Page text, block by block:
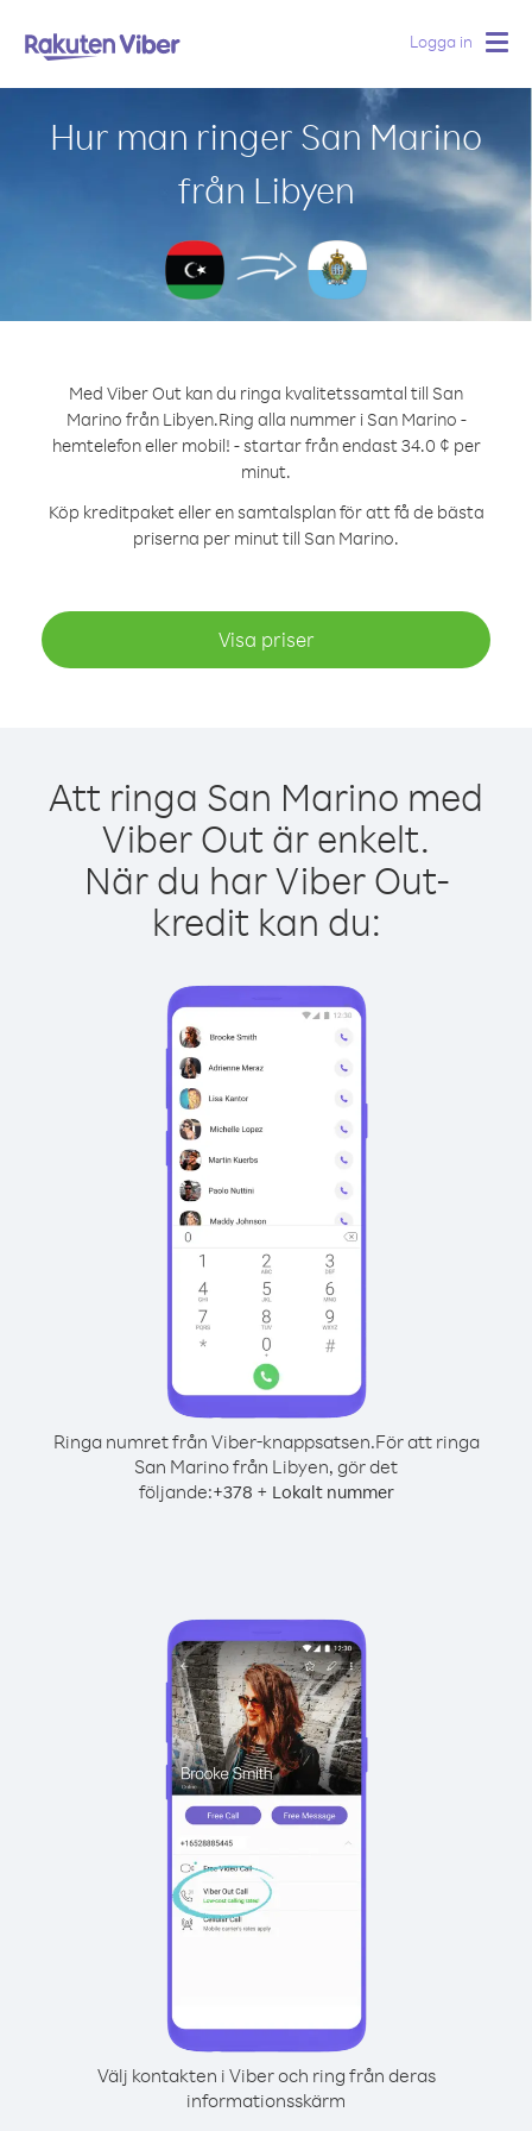
Logga in
Hur man ringer San Marino
från Libyen
Med Viber Out kan du ringa kvalitetssamtal till San
Marino från Libyen.Ring alla nummer i San Marino -
hemtelefon eller mobil! - startar från endast 34.0 ¢ per
minut.
Köp kreditpaket eller en samtalsplan för att få de bästa
priserna per minut till San Marino.
Visa priser
Att ringa San Marino med
Viber Out är enkelt.
När du har Viber Out-
kredit kan du:
Ringa numret från Viber-knappsatsen.För att ringa
San Marino från Libyen, gör det
följande:+378 + Lokalt nummer
Välj kontakten i Viber och ring från deras
informationsskärm